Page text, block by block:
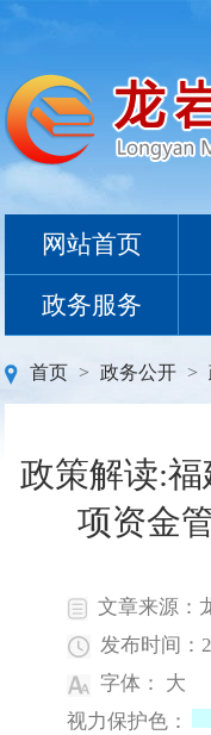
网站首页
政务服务
首页 > 政务公开 >
政策解读:
项资金
文章来源：
发布时间：
字体： 大
视力保护色：